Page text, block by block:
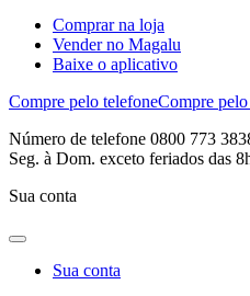
Comprar na loja
Vender no Magalu
Baixe o aplicativo
Compre pelo telefoneCompre
Número de telefone 0800 773
Seg. à Dom. exceto feriados das
Sua conta
Sua conta